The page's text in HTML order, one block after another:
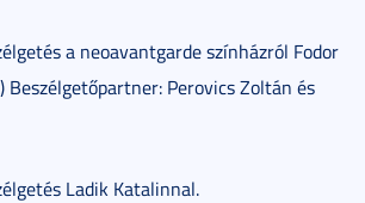
a neoavantgarde színházról Fodor
Beszélgetőpartner: Perovics Zoltán és
Ladik Katalinnal.